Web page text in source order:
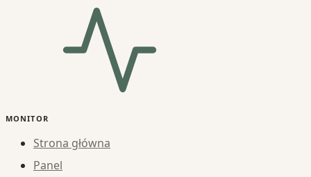
MONITOR
Strona główna
Panel